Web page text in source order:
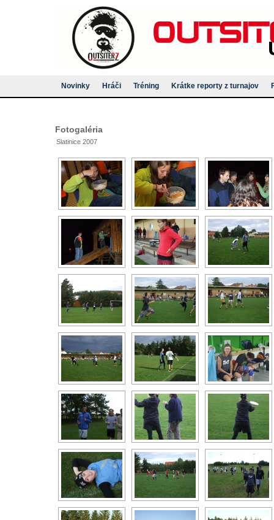
Novinky Hráči Tréning Krátke reporty z turnajov
Fotogaléria
Slatinice 2007